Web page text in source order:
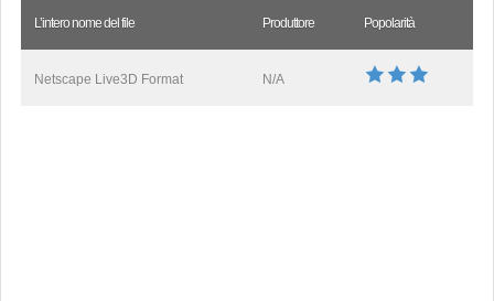
L’intero nome del file Produttore Popolarità
Netscape Live3D Format N/A